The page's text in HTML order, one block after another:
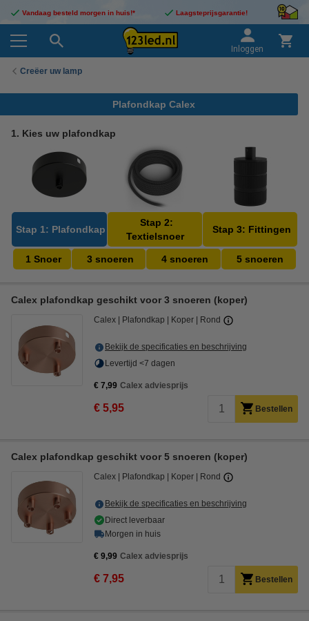
Vandaag besteld morgen in huis!* Laagsteprijsgarantie!
Inloggen
Creëer uw lamp
Plafondkap Calex
1. Kies uw plafondkap
Stap 1: Plafondkap
Stap 2:
Textielsnoer
Stap 3: Fittingen
1 Snoer 3 snoeren 4 snoeren 5 snoeren
Calex plafondkap geschikt voor 3 snoeren (koper)
Calex Plafondkap Koper Rond
Bekijk de specificaties en beschrijving
Levertijd <7 dagen
€ 7,99 Calex adviesprijs
€ 5,95 Bestellen
Calex plafondkap geschikt voor 5 snoeren (koper)
Calex Plafondkap Koper Rond
Bekijk de specificaties en beschrijving
Direct leverbaar
Morgen in huis
€ 9,99 Calex adviesprijs
€ 7,95 Bestellen